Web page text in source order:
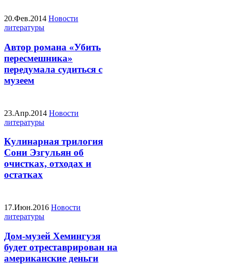
20.Фев.2014 Новости
литературы
Автор романа «Убить
пересмешника»
передумала судиться с
музеем
23.Апр.2014 Новости
литературы
Кулинарная трилогия
Сони Эзгульян об
очистках, отходах и
остатках
17.Июн.2016 Новости
литературы
Дом-музей Хемингуэя
будет отреставрирован на
американские деньги